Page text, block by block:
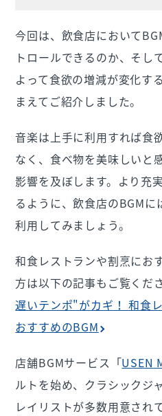
今回は、飲食店において
トロールできるのか、そし
よって食欲の増減が変化す
まえてご紹介しました。
音楽は上手に利用すれば食
なく、食べ物を美味しいと
影響を及ぼします。より充
るように、飲食店のBGM
利用してみましょう。
和食レストランや割烹にお
方は以下の記事もご覧くだ
遅いテンポ"がカギ！ 和食
おすすめのBGM
店舗BGMサービス「USEN
ルトを始め、クラシックジ
レイリストが多数用意され